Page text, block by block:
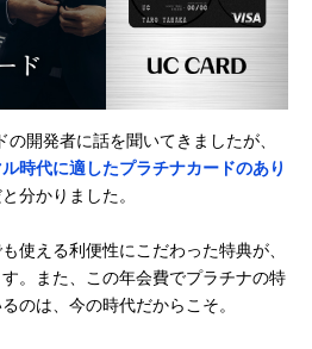
開発者に話を聞いてきましたが、
ル時代に適したプラチナカードのあり
分かりました。
使える利便性にこだわった特典が、
。また、この年会費でプラチナの特
のは、今の時代だからこそ。